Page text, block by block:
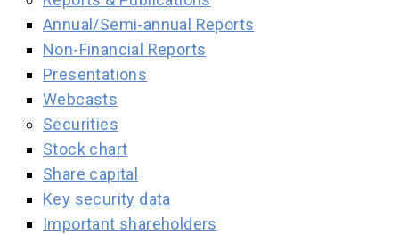
Annual/Semi-annual Reports
Non-Financial Reports
Presentations
Webcasts
Securities
Stock chart
Share capital
Key security data
Important shareholders